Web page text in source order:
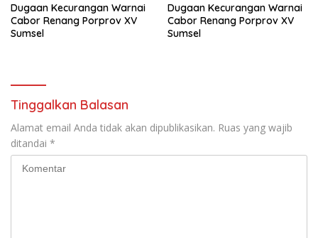
Dugaan Kecurangan Warnai
Cabor Renang Porprov XV
Sumsel
Dugaan Kecurangan Warnai
Cabor Renang Porprov XV
Sumsel
Tinggalkan Balasan
Alamat email Anda tidak akan dipublikasikan. Ruas yang wajib
ditandai *